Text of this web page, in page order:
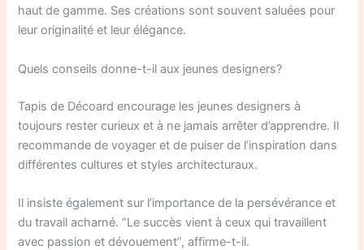
haut de gamme. Ses créations sont souvent saluées pour
leur originalité et leur élégance.
Quels conseils donne-t-il aux jeunes designers?
Tapis de Décoard encourage les jeunes designers à
toujours rester curieux et à ne jamais arrêter d’apprendre. Il
recommande de voyager et de puiser de l’inspiration dans
différentes cultures et styles architecturaux.
Il insiste également sur l’importance de la persévérance et
du travail acharné. “Le succès vient à ceux qui travaillent
avec passion et dévouement”, affirme-t-il.